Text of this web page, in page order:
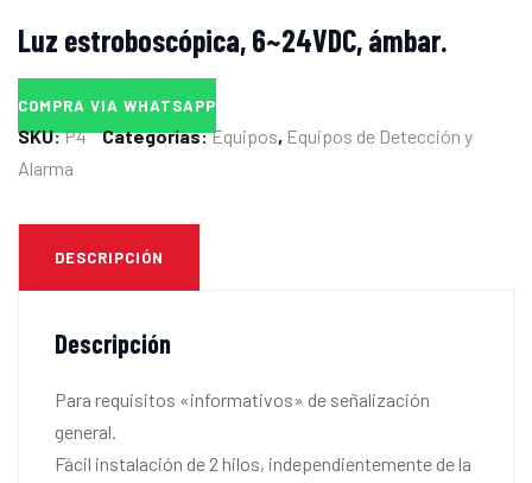
Luz estroboscópica, 6~24VDC, ámbar.
COMPRA VIA WHATSAPP
SKU:P4 Categorías:Equipos, Equipos de Detección y
Alarma
DESCRIPCIÓN
Descripción
Para requisitos «informativos» de señalización
general.
Fácil instalación de 2 hilos, independientemente de la